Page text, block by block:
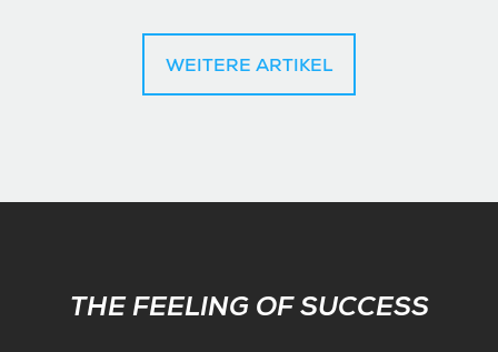
WEITERE ARTIKEL
Subscribe
THE FEELING OF SUCCESS